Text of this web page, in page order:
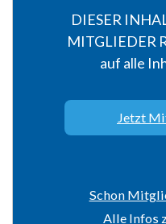
DIESER
MITGLIEDER
auf alle
Jetzt
Schon
Alle Infos